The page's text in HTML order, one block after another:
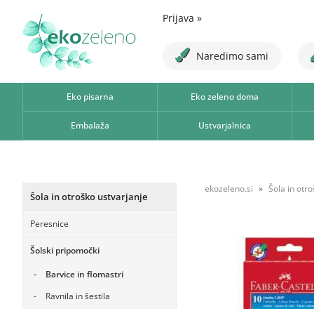
Prijava »
Naredimo sami
Eko pisarna Eko zeleno doma
Embalaža Ustvarjalnica
Šola in otroško ustvarjanje
Peresnice
Šolski pripomočki
Barvice in flomastri
Ravnila in šestila
ekozeleno.si Šola in